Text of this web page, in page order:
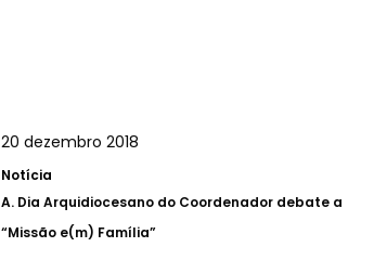
20 dezembro 2018
Notícia
A. Dia Arquidiocesano do Coordenador debate a
“Missão e(m) Família”